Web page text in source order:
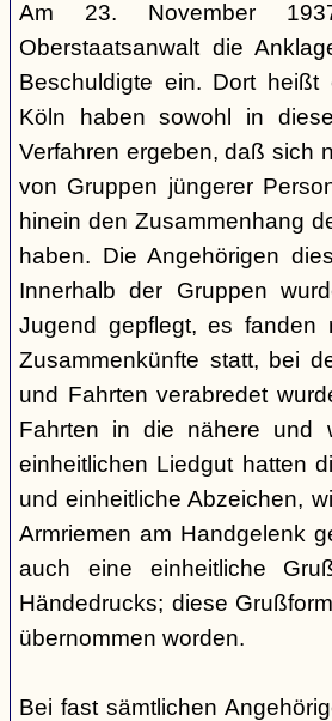
Am 23. November
Oberstaatsanwalt die
Beschuldigte ein. Dort heißt
Köln haben sowohl in
Verfahren ergeben, daß sich
von Gruppen jüngerer
hinein den Zusammenhang
haben. Die Angehörigen
Innerhalb der Gruppen
Jugend gepflegt, es fanden
Zusammenkünfte statt, bei
und Fahrten verabredet
Fahrten in die nähere und
einheitlichen Liedgut hatten
und einheitliche Abzeichen,
Armriemen am Handgelenk
auch eine einheitliche
Händedrucks; diese
übernommen worden.
Bei fast sämtlichen